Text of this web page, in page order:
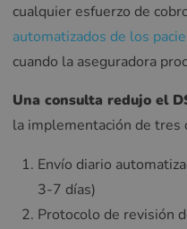
cualquier esfuerzo de
automatizados de los
cuando la aseguradora
Una consulta redujo el
la implementación de tres
Envío diario
3-7 días)
Protocolo de revisión